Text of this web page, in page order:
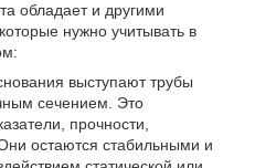
обладает и другими
нужно учитывать в
выступают трубы
сечением. Это
прочности,
остаются стабильными и